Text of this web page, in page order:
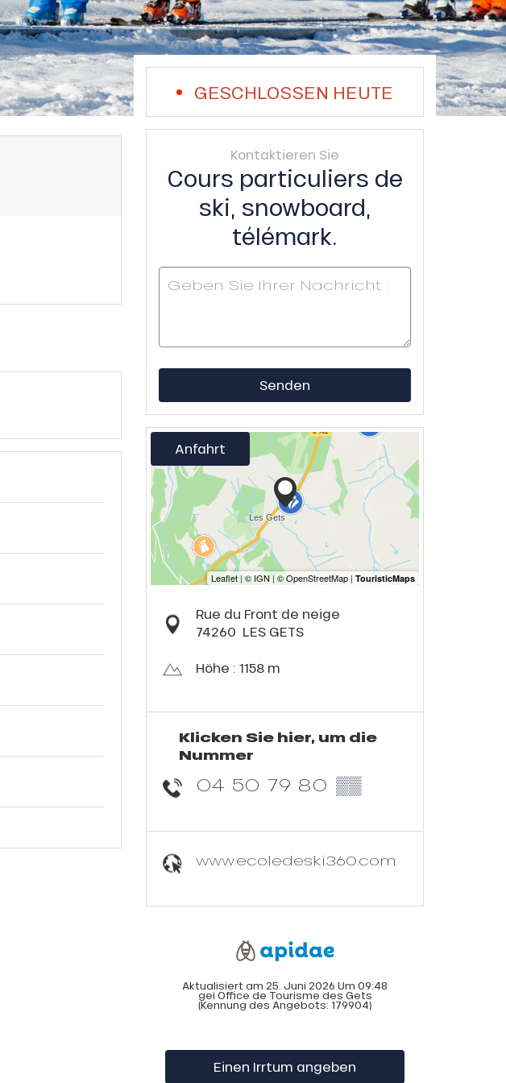
GESCHLOSSEN HEUTE
Kontaktieren Sie
Cours particuliers de
ski, snowboard,
télémark.
Senden
Anfahrt
Rue du Front de neige
74260 LES GETS
Höhe : 1158 m
Klicken Sie hier, um die
Nummer
04 50 79 80 ▒▒
www.ecoledeski360.com
Aktualisiert am 25. Juni 2026 Um 09:48
gei Office de Tourisme des Gets
(Kennung des Angebots: 179904)
Einen Irrtum angeben